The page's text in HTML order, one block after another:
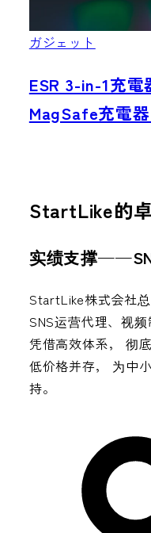
ガジェット
ESR 3-in-1充電
MagSafe充電
StartLike的
实绩支撑
StartLike株式会社
SNS运营代理、视频
凭借高效体系，彻
低价格并存，
为中
持。